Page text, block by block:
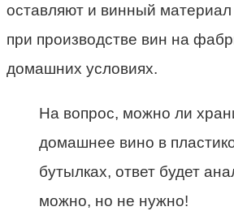
оставляют и винный
при производстве вин на
домашних условиях.
На вопрос, можно ли
домашнее вино в
бутылках, ответ будет
можно, но не нужно!